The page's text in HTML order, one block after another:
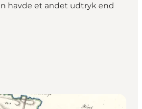
havde et andet udtryk end